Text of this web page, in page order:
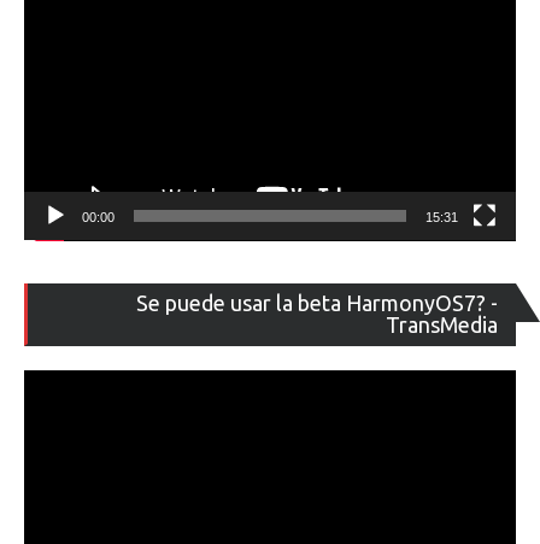
00:00 15:31
Se puede usar la beta HarmonyOS7? -
TransMedia
de